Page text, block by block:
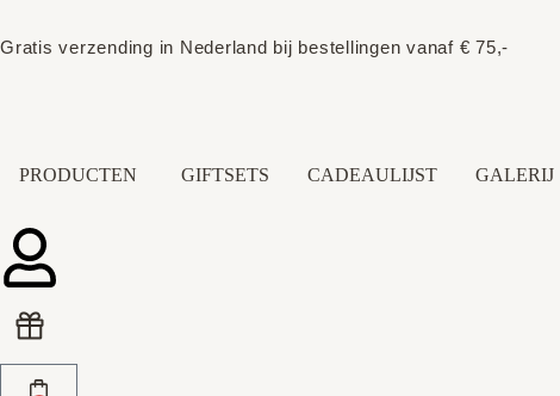
Gratis verzending in Nederland bij bestellingen vanaf € 75,-
PRODUCTEN GIFTSETS CADEAULIJST GALERIJ